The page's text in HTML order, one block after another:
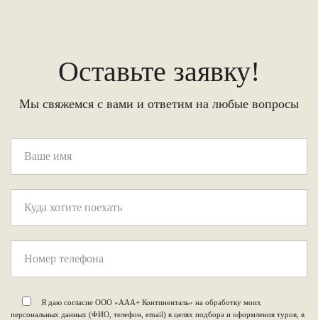
Оставьте заявку!
Мы свяжемся с вами и ответим на любые вопросы
Я даю согласие ООО «ААА+ Континенталь» на обработку моих
персональных данных (ФИО, телефон, email) в целях подбора и оформления туров, в